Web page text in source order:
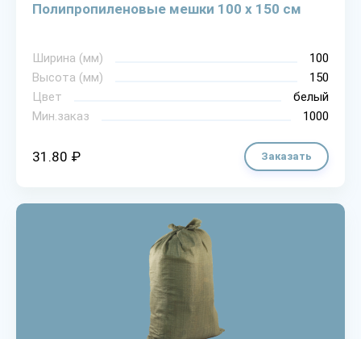
Полипропиленовые мешки 100 х 150 см
Ширина (мм)
100
Высота (мм)
150
Цвет
белый
Мин.заказ
1000
31.80 ₽ Заказать